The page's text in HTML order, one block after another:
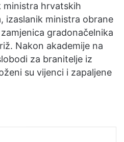
ministra hrvatskih
izaslanik ministra obrane
gradonačelnika
Nakon akademije na
za branitelje iz
su vijenci i zapaljene